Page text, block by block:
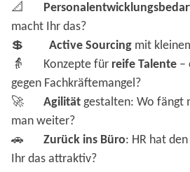
📐
macht Ihr das?
💲 Active Sourcing mit
👵 Konzepte für reife Talente –
gegen Fachkräftemangel?
🚀 Agilität gestalten: Wo fängt
man weiter?
🚗 Zurück ins Büro: HR hat
Ihr das attraktiv?